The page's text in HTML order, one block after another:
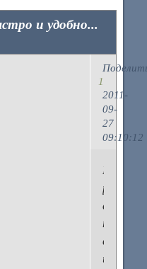
и удобно...
1
2011-
09-
27
09:10:12
Не
раз
про
вред